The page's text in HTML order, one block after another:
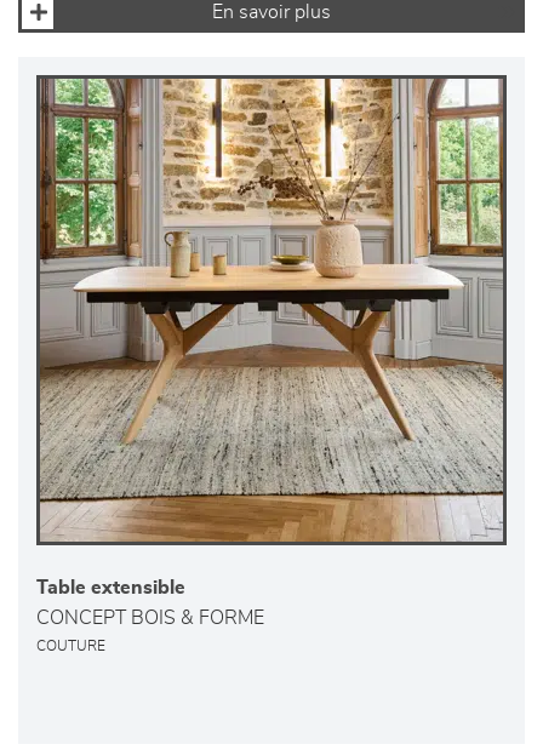
En savoir plus
Table extensible
CONCEPT BOIS & FORME
COUTURE